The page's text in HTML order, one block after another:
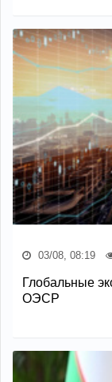
03/08, 08:19
Глобальные
ОЭСР